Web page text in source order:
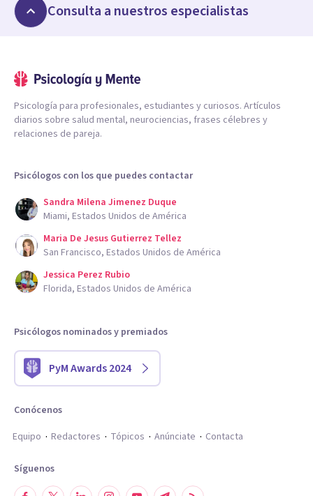
Consulta a nuestros especialistas
Psicología para profesionales, estudiantes y curiosos. Artículos
diarios sobre salud mental, neurociencias, frases célebres y
relaciones de pareja.
Psicólogos con los que puedes contactar
Sandra Milena Jimenez Duque
Miami, Estados Unidos de América
Maria De Jesus Gutierrez Tellez
San Francisco, Estados Unidos de América
Jessica Perez Rubio
Florida, Estados Unidos de América
Psicólogos nominados y premiados
PyM Awards 2024
Conócenos
Equipo
Redactores Tópicos Anúnciate Contacta
Síguenos